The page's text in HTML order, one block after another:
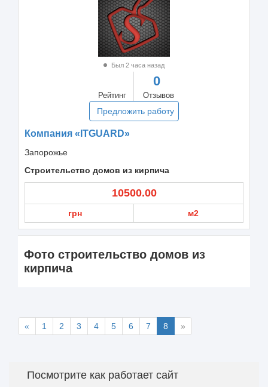
Был 2 часа назад
Рейтинг
0
Отзывов
Предложить работу
Компания «ITGUARD»
Запорожье
Строительство домов из кирпича
10500.00
грн м2
Фото строительство домов из
кирпича
« 1 2 3 4 5 6 7 8 »
Посмотрите как работает сайт